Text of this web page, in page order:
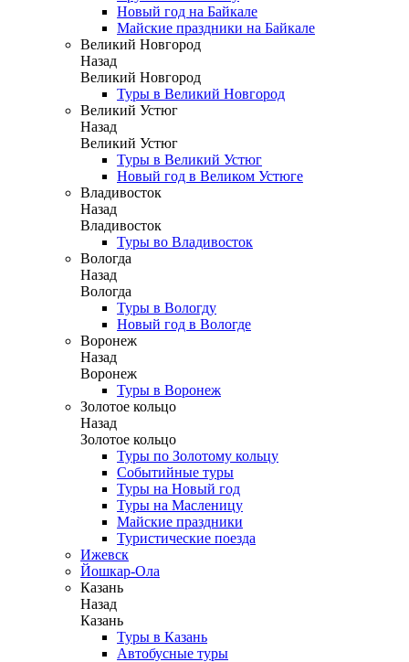
Новый год на Байкале
Майские праздники на Байкале
Великий Новгород
Назад
Великий Новгород
Туры в Великий Новгород
Великий Устюг
Назад
Великий Устюг
Туры в Великий Устюг
Новый год в Великом Устюге
Владивосток
Назад
Владивосток
Туры во Владивосток
Вологда
Назад
Вологда
Туры в Вологду
Новый год в Вологде
Воронеж
Назад
Воронеж
Туры в Воронеж
Золотое кольцо
Назад
Золотое кольцо
Туры по Золотому кольцу
Событийные туры
Туры на Новый год
Туры на Масленицу
Майские праздники
Туристические поезда
Ижевск
Йошкар-Ола
Казань
Назад
Казань
Туры в Казань
Автобусные туры